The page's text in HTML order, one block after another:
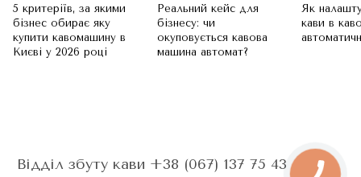
5 критеріїв, за якими
бізнес обирає яку
купити кавомашину в
Києві у 2026 році
Реальний кейс для
бізнесу: чи
окуповується кавова
машина автомат?
Як
кави в
Відділ збуту кави +38 (067) 137 75 43 - Анна